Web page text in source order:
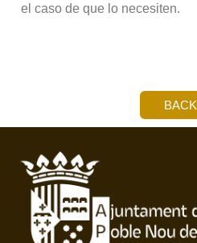
el caso de que lo necesiten.
BACK